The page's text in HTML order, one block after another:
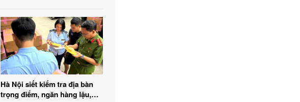
Hà Nội siết kiểm tra địa bàn
trọng điểm, ngăn hàng lậu,